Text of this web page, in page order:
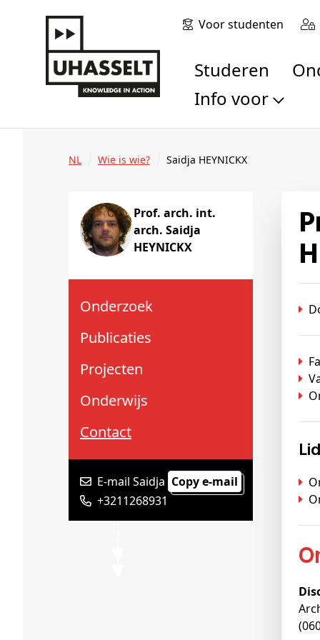
Voor studenten
Studeren
Info voor
Toekomstige
Studenten
Bedrijven en
Scholen en
Medewerkers
NL Wie is wie? Saidja HEYNICKX
Prof. arch. int.
arch. Saidja
HEYNICKX
Onderzoek
Publicaties
Projecten
Onderwijs
Contact
E-mail Saidja
Copy e-mail
+3211268931
Prof. arch. int. arch. Saidja